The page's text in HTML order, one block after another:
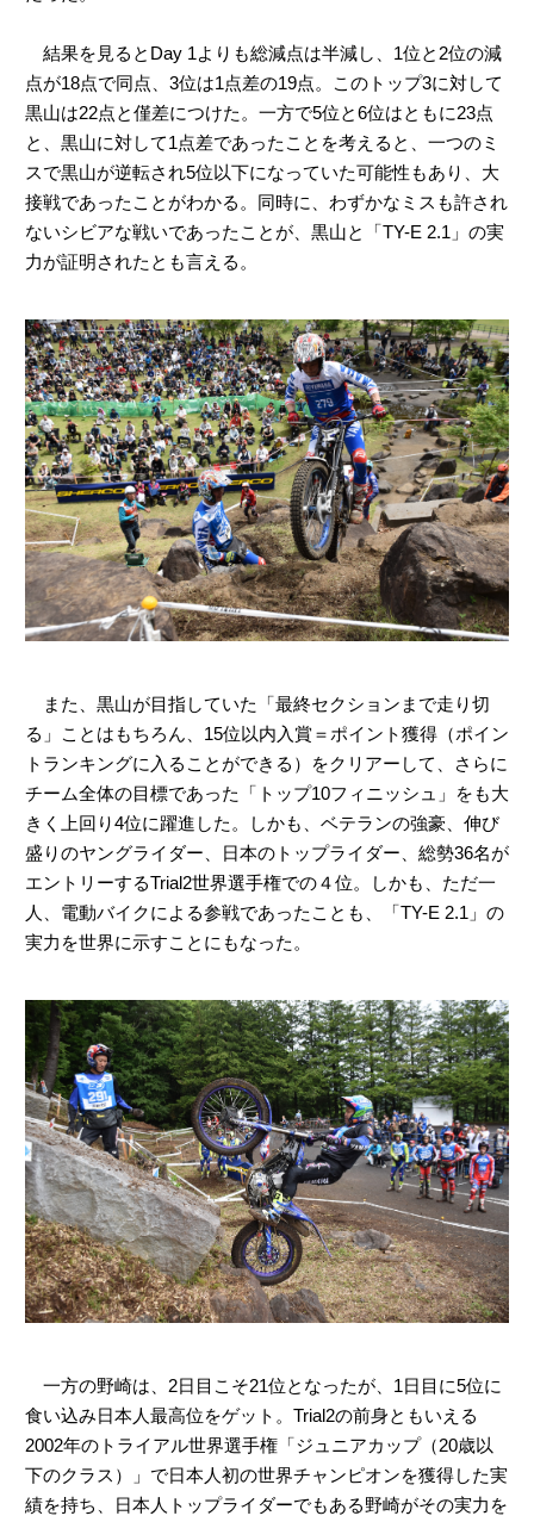
結果を見るとDay 1よりも総減点は半減し、1位と2位の減
点が18点で同点、3位は1点差の19点。このトップ3に対して
黒山は22点と僅差につけた。一方で5位と6位はともに23点
と、黒山に対して1点差であったことを考えると、一つのミ
スで黒山が逆転され5位以下になっていた可能性もあり、大
接戦であったことがわかる。同時に、わずかなミスも許され
ないシビアな戦いであったことが、黒山と「TY-E 2.1」の実
力が証明されたとも言える。
また、黒山が目指していた「最終セクションまで走り切
る」ことはもちろん、15位以内入賞＝ポイント獲得（ポイン
トランキングに入ることができる）をクリアーして、さらに
チーム全体の目標であった「トップ10フィニッシュ」をも大
きく上回り4位に躍進した。しかも、ベテランの強豪、伸び
盛りのヤングライダー、日本のトップライダー、総勢36名が
エントリーするTrial2世界選手権での４位。しかも、ただ一
人、電動バイクによる参戦であったことも、「TY-E 2.1」の
実力を世界に示すことにもなった。
一方の野崎は、2日目こそ21位となったが、1日目に5位に
食い込み日本人最高位をゲット。Trial2の前身ともいえる
2002年のトライアル世界選手権「ジュニアカップ（20歳以
下のクラス）」で日本人初の世界チャンピオンを獲得した実
績を持ち、日本人トップライダーでもある野崎がその実力を